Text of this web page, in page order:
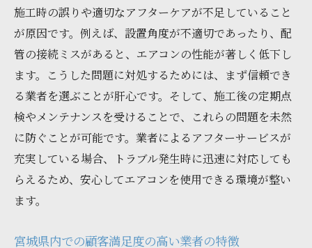
施工時の誤りや適切なアフターケアが不足していること
が原因です。例えば、設置角度が不適切であったり、配
管の接続ミスがあると、エアコンの性能が著しく低下し
ます。こうした問題に対処するためには、まず信頼でき
る業者を選ぶことが肝心です。そして、施工後の定期点
検やメンテナンスを受けることで、これらの問題を未然
に防ぐことが可能です。業者によるアフターサービスが
充実している場合、トラブル発生時に迅速に対応しても
らえるため、安心してエアコンを使用できる環境が整い
ます。
宮城県内での顧客満足度の高い業者の特徴